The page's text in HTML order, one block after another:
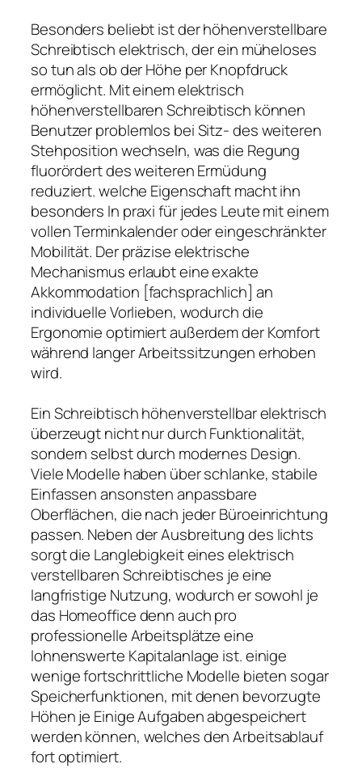
Besonders beliebt ist der höhenverstellbare
Schreibtisch elektrisch, der ein müheloses
so tun als ob der Höhe per Knopfdruck
ermöglicht. Mit einem elektrisch
höhenverstellbaren Schreibtisch können
Benutzer problemlos bei Sitz- des weiteren
Stehposition wechseln, was die Regung
fluorördert des weiteren Ermüdung
reduziert. welche Eigenschaft macht ihn
besonders In praxi für jedes Leute mit einem
vollen Terminkalender oder eingeschränkter
Mobilität. Der präzise elektrische
Mechanismus erlaubt eine exakte
Akkommodation [fachsprachlich] an
individuelle Vorlieben, wodurch die
Ergonomie optimiert außerdem der Komfort
während langer Arbeitssitzungen erhoben
wird.
Ein Schreibtisch höhenverstellbar elektrisch
überzeugt nicht nur durch Funktionalität,
sondern selbst durch modernes Design.
Viele Modelle haben über schlanke, stabile
Einfassen ansonsten anpassbare
Oberflächen, die nach jeder Büroeinrichtung
passen. Neben der Ausbreitung des lichts
sorgt die Langlebigkeit eines elektrisch
verstellbaren Schreibtisches je eine
langfristige Nutzung, wodurch er sowohl je
das Homeoffice denn auch pro
professionelle Arbeitsplätze eine
lohnenswerte Kapitalanlage ist. einige
wenige fortschrittliche Modelle bieten sogar
Speicherfunktionen, mit denen bevorzugte
Höhen je Einige Aufgaben abgespeichert
werden können, welches den Arbeitsablauf
fort optimiert.